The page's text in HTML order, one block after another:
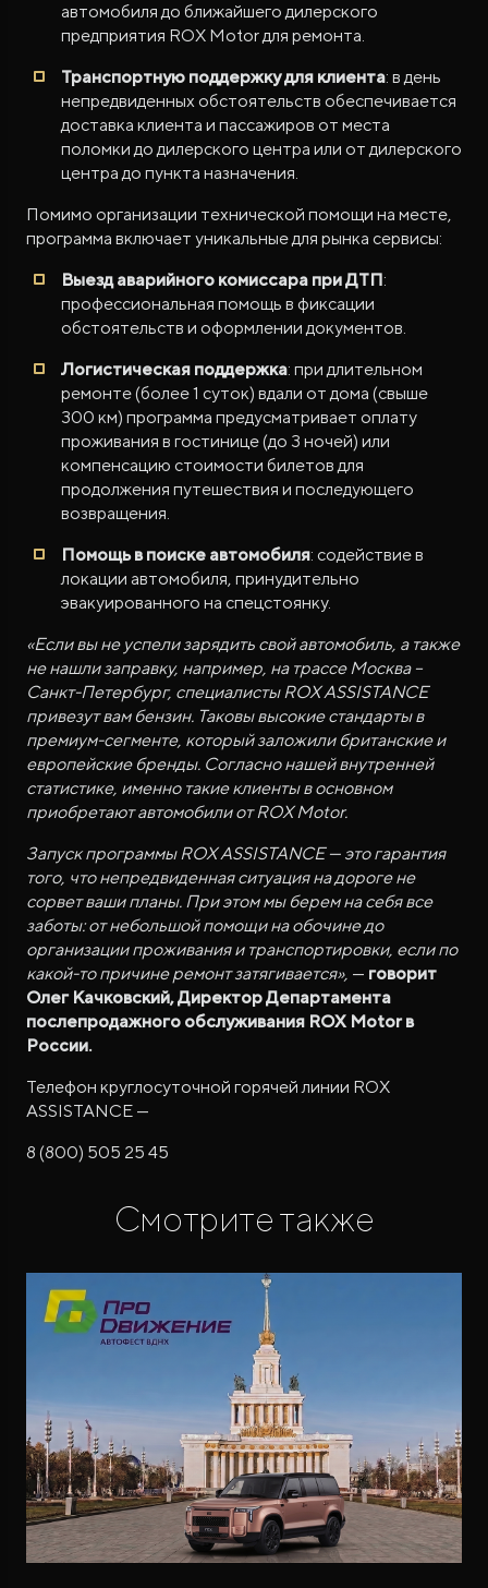
автомобиля до ближайшего дилерского
предприятия ROX Motor для ремонта.
Транспортную поддержку для клиента: в день
непредвиденных обстоятельств обеспечивается
доставка клиента и пассажиров от места
поломки до дилерского центра или от дилерского
центра до пункта назначения.
Помимо организации технической помощи на месте,
программа включает уникальные для рынка сервисы:
Выезд аварийного комиссара при ДТП:
профессиональная помощь в фиксации
обстоятельств и оформлении документов.
Логистическая поддержка: при длительном
ремонте (более 1 суток) вдали от дома (свыше
300 км) программа предусматривает оплату
проживания в гостинице (до 3 ночей) или
компенсацию стоимости билетов для
продолжения путешествия и последующего
возвращения.
Помощь в поиске автомобиля: содействие в
локации автомобиля, принудительно
эвакуированного на спецстоянку.
«Если вы не успели зарядить свой автомобиль, а также
не нашли заправку, например, на трассе Москва –
Санкт-Петербург, специалисты ROX ASSISTANCE
привезут вам бензин. Таковы высокие стандарты в
премиум-сегменте, который заложили британские и
европейские бренды. Согласно нашей внутренней
статистике, именно такие клиенты в основном
приобретают автомобили от ROX Motor.
Запуск программы ROX ASSISTANCE — это гарантия
того, что непредвиденная ситуация на дороге не
сорвет ваши планы. При этом мы берем на себя все
заботы: от небольшой помощи на обочине до
организации проживания и транспортировки, если по
какой-то причине ремонт затягивается», — говорит
Олег Качковский, Директор Департамента
послепродажного обслуживания ROX Motor в
России.
Телефон круглосуточной горячей линии ROX
ASSISTANCE —
8 (800) 505 25 45
Смотрите также